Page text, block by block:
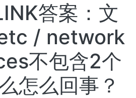
答案：文
/ network
不包含2个
怎么回事？